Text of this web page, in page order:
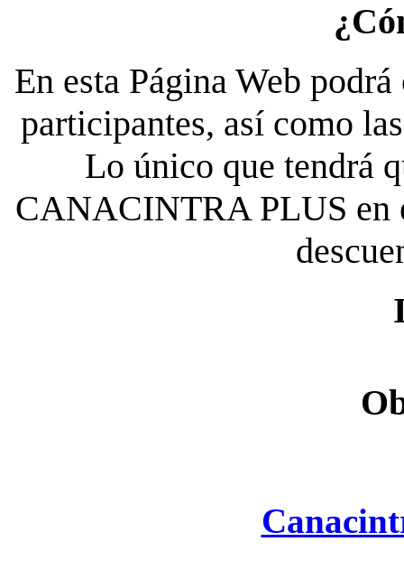
En esta Página Web
participantes, así como
Lo único que tendrá
CANACINTRA PLUS en